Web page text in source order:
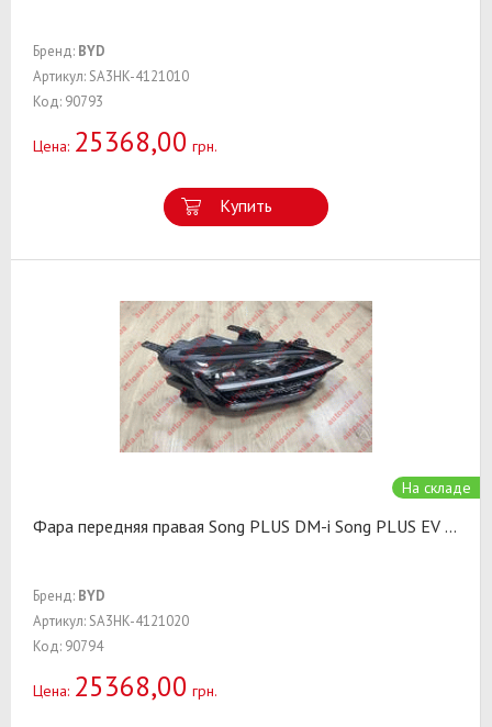
Бренд: BYD
Артикул: SA3HK-4121010
Код: 90793
Цена: 25368,00 грн.
Купить
На складе
Фара передняя правая Song PLUS DM-i Song PLUS EV ...
Бренд: BYD
Артикул: SA3HK-4121020
Код: 90794
Цена: 25368,00 грн.